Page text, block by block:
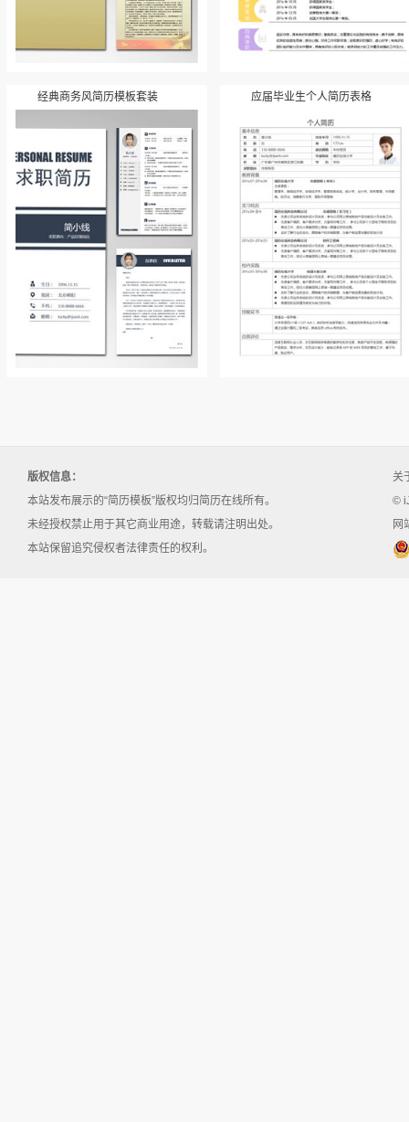
经典商务风简历模板套装 应届毕业生个人简历表格
版权信息：
本站发布展示的“简历模板”版权均归简历在线所有。
未经授权禁止用于其它商业用途，转载请注明出处。
本站保留追究侵权者法律责任的权利。
关
©
网